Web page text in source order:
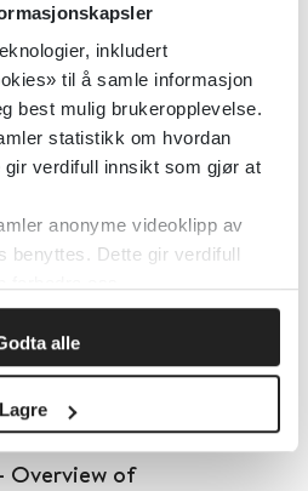
inkludert
til å samle informasjon
best mulig brukeropplevelse.
statistikk om hvordan
verdifull innsikt som gjør at
anonyme videoklipp av
benyttes. Dette gir verdifull
alle
Lagre
Pediatrics
Overview of